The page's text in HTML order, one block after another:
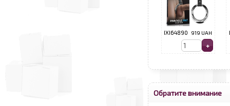
IXI64890 919 UAH
Обратите внимание